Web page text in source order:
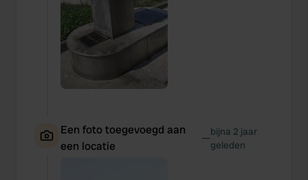
Een foto toegevoegd aan
een locatie
—bijna 2 jaar
geleden